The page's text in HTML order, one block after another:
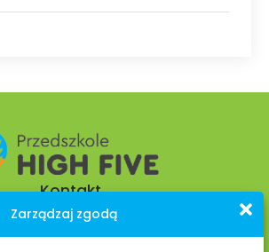
Zarządzaj zgodą
Kontakt